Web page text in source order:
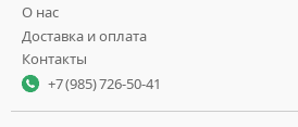
О нас
Доставка и оплата
Контакты
+7 (985) 726-50-41